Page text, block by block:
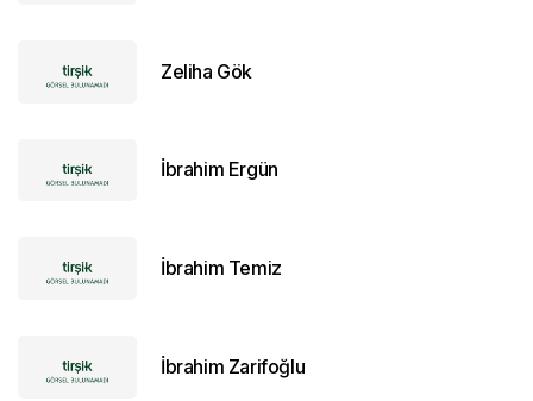
Zeliha Gök
İbrahim Ergün
İbrahim Temiz
İbrahim Zarifoğlu